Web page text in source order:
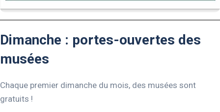
Dimanche : portes-ouvertes des
musées
Chaque premier dimanche du mois, des musées sont
gratuits !